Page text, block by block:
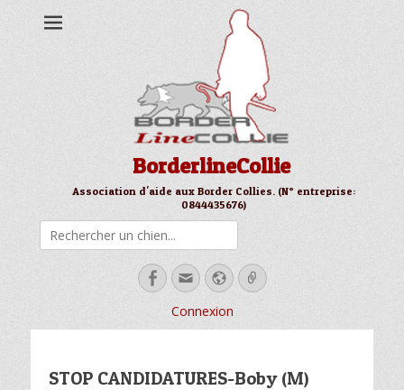
BorderlineCollie
Association d'aide aux Border Collies. (N° entreprise:
0844435676)
Facebook
EmailSite
web
Link
Connexion
STOP CANDIDATURES-Boby (M)